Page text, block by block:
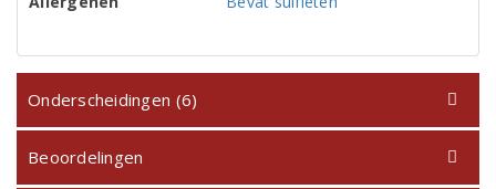
Onderscheidingen (6)
Beoordelingen